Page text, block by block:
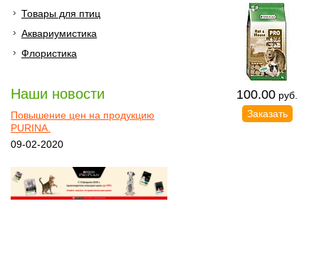
Товары для птиц
Аквариумистика
Флористика
Наши новости
Повышение цен на продукцию
PURINA.
09-02-2020
100.00 руб.
Заказать